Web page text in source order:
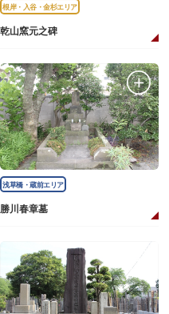
根岸・入谷・金杉エリア
乾山窯元之碑
浅草橋・蔵前エリア
勝川春章墓